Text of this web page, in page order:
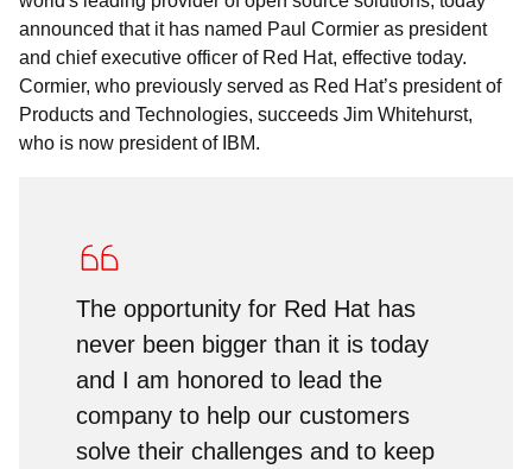
announced that it has named Paul Cormier as president
and chief executive officer of Red Hat, effective today.
Cormier, who previously served as Red Hat’s president of
Products and Technologies, succeeds Jim Whitehurst,
who is now president of IBM.
The opportunity for Red Hat has
never been bigger than it is today
and I am honored to lead the
company to help our customers
solve their challenges and to keep